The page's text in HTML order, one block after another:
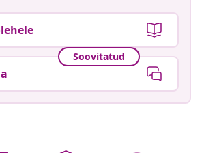
Soovitatud